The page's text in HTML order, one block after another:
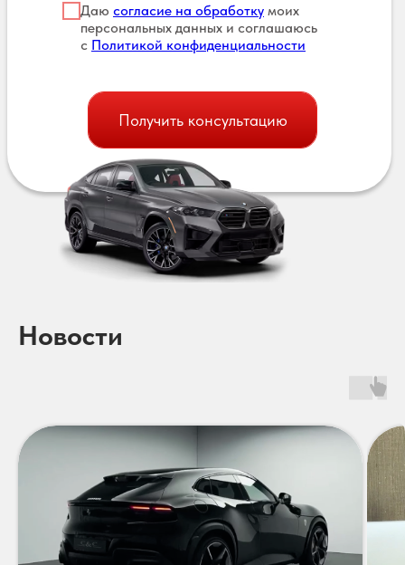
Даю согласие на обработку моих
персональных данных и соглашаюсь
с Политикой конфиденциальности
Получить консультацию
Новости